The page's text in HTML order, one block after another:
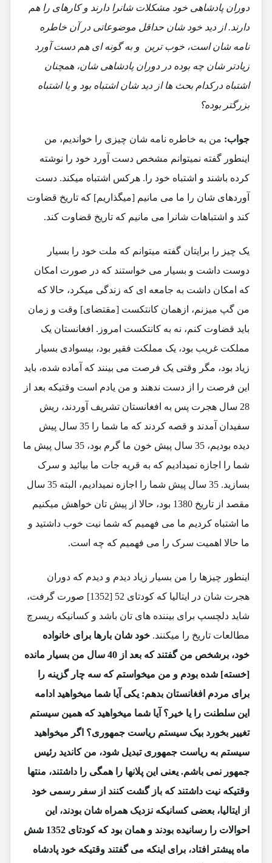
دوران پادشاهی خود مشکلات شانرا دارند و کارهای را هم
دارند. از دید خود شان حداقل موضوعاتی در آن خاطره
نامه شان است، خوب ترین و به گونه ای هم دست آورد
زیادتر شان چه بوده در دوران پادشاهی شان، همچنان
اشتباه درکدام بحث ها از دید شان اشتباه بود و یا اشتباه
بزرگتر بوده؟
جواب: من به خاطره نامه شان چیزی را خواندیم، من
اینطور گفته نمیتوانم مشخص دست آورد خود را نوشته
کرده باشند و اشتباه خود را. هرکس اشتباه میکند. دست
آوردهای شان را ما می مانیم [میگذاریم] که تاریخ قضاوت
کند و اشتباهات شانرا می مانیم که تاریخ قضاوت کند.
یک چیز را برایتان گفته میتوانم که ملت خود را بسیار
دوست داشت و بسیار می خواستند که در صورت امکان
که امکان داشت به جامعه ای که زندگی میکرد، حالا که
من گپ میزنم، ازهمان کانتکست [مقتضای] وقت و زمان
باید قضاوت کنم، نه به کانتکست امروز. افغانستان یک
مملکت غریب بود، یک مملکت فقیر بود، بیسوادی بسیار
زیاد بود، مگر وقتی یک فرصت می بینند که آماده شده، باید
این فرصت را از دست ندهند و من یادم است وقتیکه بعد از
28 سال هجرت پس به افغانستان تشریف آوردند، ریش
سفیدان آمدند و قصه کردند که ما شما را 35 سال پیش
دیده بودیم، 35 سال پیش خون ما گرم بود، 35 سال پیش ما
شما را اجازه نمیدادیم که به قریه جات ما بیائید و سرک
بسازید. 35 سال پیش شما را اجازه نمیدادیم، البته 35 سال
مقصد از تاریخ 1380 بود، حالا از پیش تان خواهش میکنیم
ما اشتباه کردیم ما می فهمیم که شما نیت خوب داشتید و
ما حالا اهمیت سرک را می فهمیم که چه است.
اینطور چیزها را من بسیار زیاد دیدم و دیدم که دوران
هجرت شان در ایتالیا که کودتای 52 [1352] صورت گرفت،
شاید دلچسپ برای بیننده های تان باشد و کسانیکه ریسرچ
مطالعات تاریخ را میکنند. خود شان بارها برای خانواده
خود، برشخص من گفتند که بعد از 40 سال من بسیار مانده
[خسته] شده بودم و من میخواستم که سه چار گزینه را
برای مردم افغانستان بدهم: یکی آیا شما میخواهید ادامه
این سلطنت را یا خیر؟ آیا شما میخواهید که همین سیستم
تغییر بخورد بیک سیستم ریاست جمهوری؟ اگر میخواهید
سیستم به ریاست جمهوری تبدیل شود، من کاندید رئیس
جمهور نمی باشم. یعنی این پلانها را همگی را داشتند، منتها
وقتیکه نیت داشتند که باز گشت کنند از سفر رسمی خود
از ایتالیا، بعضی کسانیکه نزدیک همراه شان بودند، این
احوالات را رسانیده بودند و همان بود که کودتای 1352 شش
ماه پیشتر افتاد، برای اینکه می گفتند وقتیکه خود پادشاه